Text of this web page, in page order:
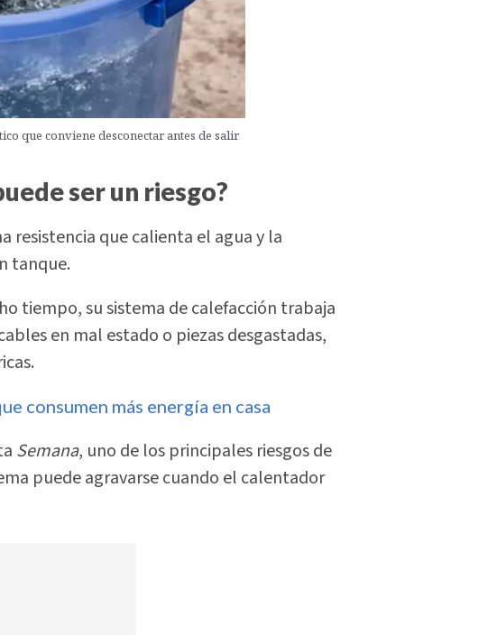
que conviene desconectar antes de salir
ser un riesgo?
resistencia que calienta el agua y la
tanque.
tiempo, su sistema de calefacción trabaja
en mal estado o piezas desgastadas,
consumen más energía en casa
Semana, uno de los principales riesgos de
puede agravarse cuando el calentador